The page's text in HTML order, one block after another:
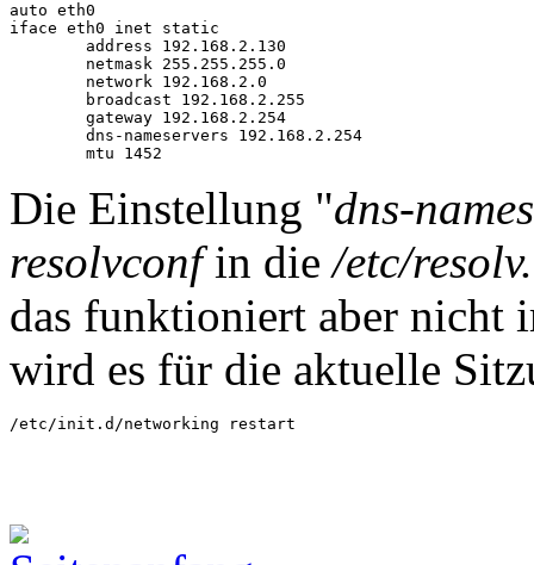
auto eth0
iface eth0 inet static
        address 192.168.2.130
        netmask 255.255.255.0
        network 192.168.2.0
        broadcast 192.168.2.255
        gateway 192.168.2.254
        dns-nameservers 192.168.2.254
        mtu 1452
Die Einstellung "dns-
resolvconfin die/etc/
das funktioniert aber nicht
wird es für die aktuelle
/etc/init.d/networking restart